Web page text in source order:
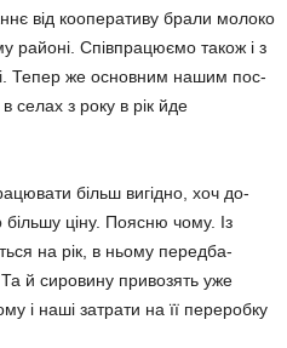
від кооперативу брали молоко
районі. Співп­рацю­ємо також і з
Тепер же основ­ним нашим пос­
селах з року в рік йде
більш вигідно, хоч до­
ціну. Поясню чому. Із
на рік, в ньому передба­
Та й сировину привозять уже
і наші затрати на її пере­робку